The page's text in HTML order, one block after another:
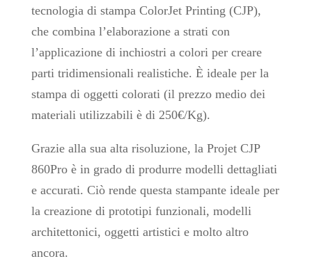
tecnologia di stampa ColorJet Printing (CJP),
che combina l’elaborazione a strati con
l’applicazione di inchiostri a colori per creare
parti tridimensionali realistiche. È ideale per la
stampa di oggetti colorati (il prezzo medio dei
materiali utilizzabili è di 250€/Kg).
Grazie alla sua alta risoluzione, la Projet CJP
860Pro è in grado di produrre modelli dettagliati
e accurati. Ciò rende questa stampante ideale per
la creazione di prototipi funzionali, modelli
architettonici, oggetti artistici e molto altro
ancora.